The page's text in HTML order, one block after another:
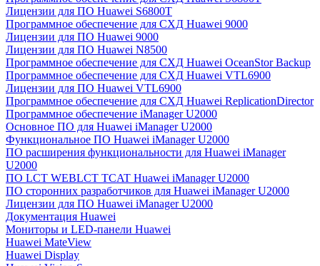
Лицензии для ПО Huawei S6800T
Программное обеспечение для СХД Huawei 9000
Лицензии для ПО Huawei 9000
Лицензии для ПО Huawei N8500
Программное обеспечение для СХД Huawei OceanStor Backup
Программное обеспечение для СХД Huawei VTL6900
Лицензии для ПО Huawei VTL6900
Программное обеспечение для СХД Huawei ReplicationDirector
Программное обеспечение iManager U2000
Основное ПО для Huawei iManager U2000
Функциональное ПО Huawei iManager U2000
ПО расширения функциональности для Huawei iManager
U2000
ПО LCT WEBLCT TCAT Huawei iManager U2000
ПО сторонних разработчиков для Huawei iManager U2000
Лицензии для ПО Huawei iManager U2000
Документация Huawei
Мониторы и LED-панели Huawei
Huawei MateView
Huawei Display